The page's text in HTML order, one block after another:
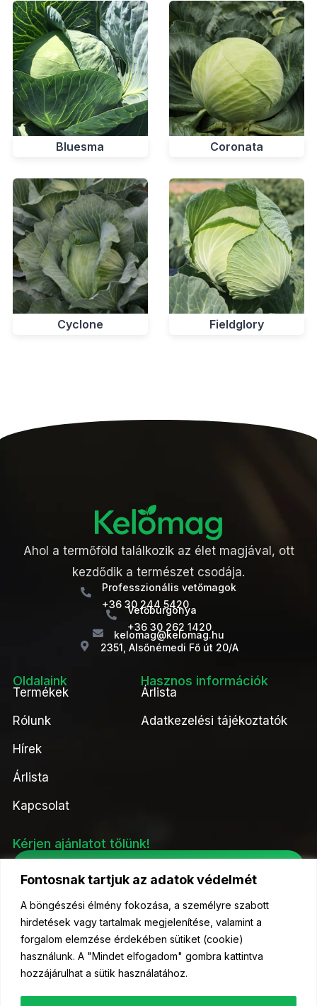
Fontosnak tartjuk az adatok védelmét
A böngészési élmény fokozása, a személyre szabott
hirdetések vagy tartalmak megjelenítése, valamint a
forgalom elemzése érdekében sütiket (cookie)
használunk. A "Mindet elfogadom" gombra kattintva
hozzájárulhat a sütik használatához.
Bluesma Coronata
Cyclone Fieldglory
Ahol a termőföld találkozik az élet magjával, ott
kezdődik a természet csodája.
Professzionális vetőmagok
+36 30 244 5420
Vetőburgonya
+36 30 262 1420
kelomag@kelomag.hu
2351, Alsőnémedi Fő út 20/A
Oldalaink
Termékek
Rólunk
Hírek
Árlista
Kapcsolat
Hasznos információk
Árlista
Adatkezelési tájékoztatók
Kérjen ajánlatot tőlünk!
© 2023 Kelőmag Kft- Minden jog fenntartva.